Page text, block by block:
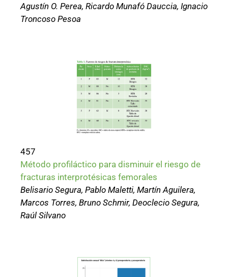
Agustín O. Perea, Ricardo Munafó Dauccia, Ignacio
Troncoso Pesoa
457
Método profiláctico para disminuir el riesgo de
fracturas interprotésicas femorales
Belisario Segura, Pablo Maletti, Martín Aguilera,
Marcos Torres, Bruno Schmir, Deoclecio Segura,
Raúl Silvano